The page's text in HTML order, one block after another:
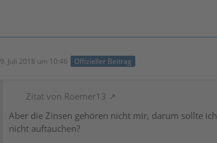
9. Juli 2018 um 10:46 Offizieller Beitrag
Zitat von Roemer13
Aber die Zinsen gehören nicht mir, darum sollte
nicht auftauchen?